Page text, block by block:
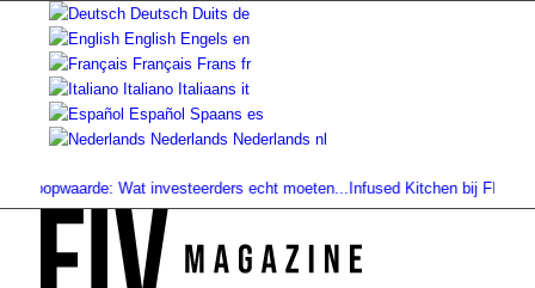
Deutsch Duits de
English Engels en
Français Frans fr
Italiano Italiaans it
Español Spaans es
Nederlands Nederlands nl
Wat investeerders echt moeten...Infused Kitchen bij FIV: Het